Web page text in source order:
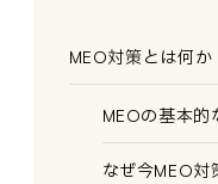
MEO対策とは何
MEOの基本的
なぜ今MEO対